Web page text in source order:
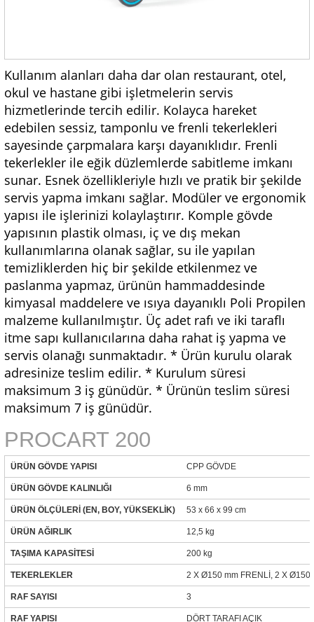
Kullanım alanları daha dar olan restaurant, otel,
okul ve hastane gibi işletmelerin servis
hizmetlerinde tercih edilir. Kolayca hareket
edebilen sessiz, tamponlu ve frenli tekerlekleri
sayesinde çarpmalara karşı dayanıklıdır. Frenli
tekerlekler ile eğik düzlemlerde sabitleme imkanı
sunar. Esnek özellikleriyle hızlı ve pratik bir şekilde
servis yapma imkanı sağlar. Modüler ve ergonomik
yapısı ile işlerinizi kolaylaştırır. Komple gövde
yapısının plastik olması, iç ve dış mekan
kullanımlarına olanak sağlar, su ile yapılan
temizliklerden hiç bir şekilde etkilenmez ve
paslanma yapmaz, ürünün hammaddesinde
kimyasal maddelere ve ısıya dayanıklı Poli Propilen
malzeme kullanılmıştır. Üç adet rafı ve iki taraflı
itme sapı kullanıcılarına daha rahat iş yapma ve
servis olanağı sunmaktadır. * Ürün kurulu olarak
adresinize teslim edilir. * Kurulum süresi
maksimum 3 iş günüdür. * Ürünün teslim süresi
maksimum 7 iş günüdür.
PROCART 200
ÜRÜN GÖVDE YAPISI CPP GÖVDE
ÜRÜN GÖVDE KALINLIĞI 6 mm
ÜRÜN ÖLÇÜLERİ (EN, BOY, YÜKSEKLİK) 53 x 66 x 99 cm
ÜRÜN AĞIRLIK 12,5 kg
TAŞIMA KAPASİTESİ 200 kg
TEKERLEKLER 2 X Ø150 mm FRENLİ, 2 X Ø150
RAF SAYISI 3
RAF YAPISI DÖRT TARAFI AÇIK